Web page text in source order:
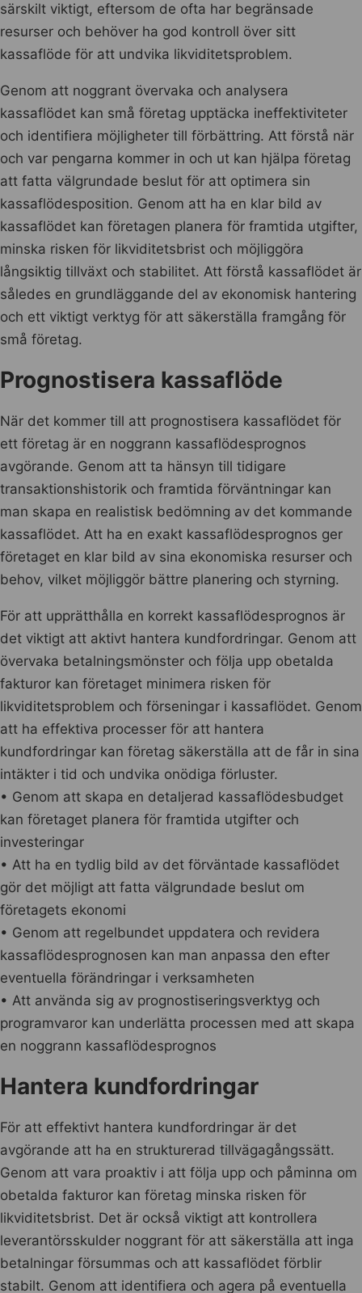
särskilt viktigt, eftersom de ofta har begränsade
resurser och behöver ha god kontroll över sitt
kassaflöde för att undvika likviditetsproblem.
Genom att noggrant övervaka och analysera
kassaflödet kan små företag upptäcka ineffektiviteter
och identifiera möjligheter till förbättring. Att förstå när
och var pengarna kommer in och ut kan hjälpa företag
att fatta välgrundade beslut för att optimera sin
kassaflödesposition. Genom att ha en klar bild av
kassaflödet kan företagen planera för framtida utgifter,
minska risken för likviditetsbrist och möjliggöra
långsiktig tillväxt och stabilitet. Att förstå kassaflödet är
således en grundläggande del av ekonomisk hantering
och ett viktigt verktyg för att säkerställa framgång för
små företag.
Prognostisera kassaflöde
När det kommer till att prognostisera kassaflödet för
ett företag är en noggrann kassaflödesprognos
avgörande. Genom att ta hänsyn till tidigare
transaktionshistorik och framtida förväntningar kan
man skapa en realistisk bedömning av det kommande
kassaflödet. Att ha en exakt kassaflödesprognos ger
företaget en klar bild av sina ekonomiska resurser och
behov, vilket möjliggör bättre planering och styrning.
För att upprätthålla en korrekt kassaflödesprognos är
det viktigt att aktivt hantera kundfordringar. Genom att
övervaka betalningsmönster och följa upp obetalda
fakturor kan företaget minimera risken för
likviditetsproblem och förseningar i kassaflödet. Genom
att ha effektiva processer för att hantera
kundfordringar kan företag säkerställa att de får in sina
intäkter i tid och undvika onödiga förluster.
• Genom att skapa en detaljerad kassaflödesbudget
kan företaget planera för framtida utgifter och
investeringar
• Att ha en tydlig bild av det förväntade kassaflödet
gör det möjligt att fatta välgrundade beslut om
företagets ekonomi
• Genom att regelbundet uppdatera och revidera
kassaflödesprognosen kan man anpassa den efter
eventuella förändringar i verksamheten
• Att använda sig av prognostiseringsverktyg och
programvaror kan underlätta processen med att skapa
en noggrann kassaflödesprognos
Hantera kundfordringar
För att effektivt hantera kundfordringar är det
avgörande att ha en strukturerad tillvägagångssätt.
Genom att vara proaktiv i att följa upp och påminna om
obetalda fakturor kan företag minska risken för
likviditetsbrist. Det är också viktigt att kontrollera
leverantörsskulder noggrant för att säkerställa att inga
betalningar försummas och att kassaflödet förblir
stabilt. Genom att identifiera och agera på eventuella